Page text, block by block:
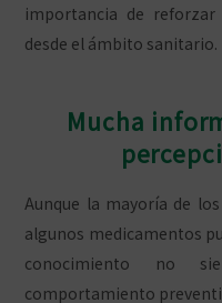
importancia de
desde el ámbito sanitario.
Mucha
Aunque la mayoría de
algunos medicamentos
conocimiento no
comportamiento